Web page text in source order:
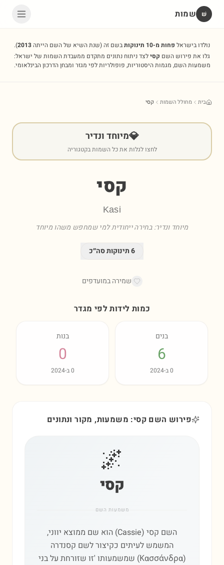
שׁ שמות
נולדו בישראל פחות מ-10 תינוקות בשם זה(שנת השיא של השם הייתה2013
).
גלו את פירוש השם קסילצד ניתוח נתונים מתקדם ממעבדת השמות של ישראל:
משמעות השם, מגמות היסטוריות, פופולריות לפי מגזר ומבחן הדרכון הבינלאומי.
בית מחולל השמות קסי
💎מיוחד ונדיר
לחצו לגלות את כל השמות בקטגוריה
קסי
Kasi
מיוחד ונדיר: בחירה ייחודית למי שמחפש משהו מיוחד
6תינוקות סה״כ
שמירה במועדפים
כמות לידות לפי מגדר
בנים
6
0ב-2024
בנות
0
0ב-2024
פירוש השם קסי: משמעות, מקור ונתונים
🌌
קסי
משמעות השם
השם קסי (Cassie) הוא שם ממוצא יווני,
המשמש לעיתים כקיצור לשם קסנדרה
(Κασσάνδρα) שמשמעותו 'זו שזורחת על בני